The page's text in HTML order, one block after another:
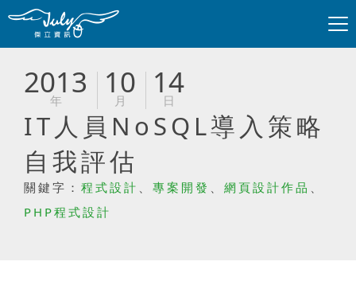
2013
年 10
月 14
日
IT人員NoSQL導入策略
自我評估
關鍵字： 程式設計 、 專案開發 、 網頁設計作品 、
PHP程式設計